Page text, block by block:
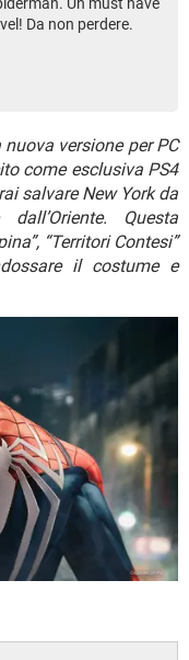
Da non perdere.
versione per PC
come esclusiva PS4
salvare New York da
Questa
“Territori Contesi”
il costume e